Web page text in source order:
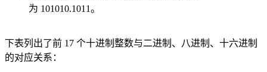
为 101010.1011。
下表列出了前 17 个十进制整数与二进制、八进制、十六进制
的对应关系：